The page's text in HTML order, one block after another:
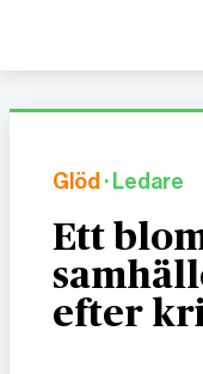
Glöd · Ledare
Ett
efter